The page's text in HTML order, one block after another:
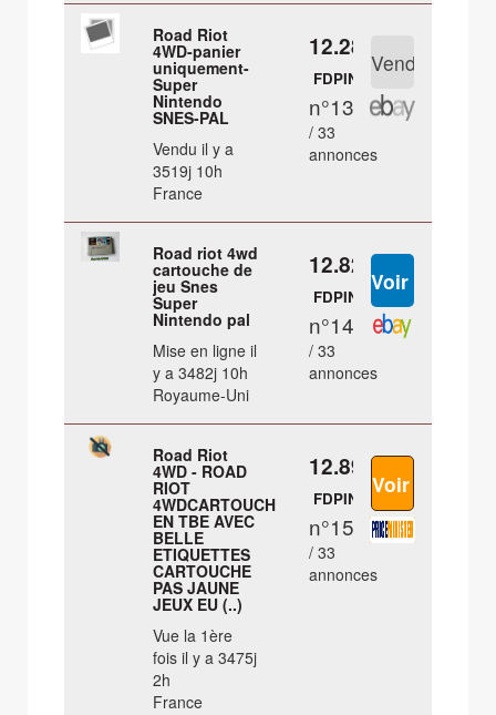
Road Riot
4WD-panier
uniquement-
Super
Nintendo
SNES-PAL
Vendu il y a
3519j 10h
France
12.28 €
FDPIN
n°13
/ 33
annonces
Road riot 4wd
cartouche de
jeu Snes
Super
Nintendo pal
Mise en ligne il
y a 3482j 10h
Royaume-Uni
12.82 €
FDPIN
n°14
/ 33
annonces
Road Riot
4WD - ROAD
RIOT
4WDCARTOUCHE
EN TBE AVEC
BELLE
ETIQUETTES
CARTOUCHE
PAS JAUNE
JEUX EU (..)
Vue la 1ère
fois il y a 3475j
2h
France
12.89 €
FDPIN
n°15
/ 33
annonces